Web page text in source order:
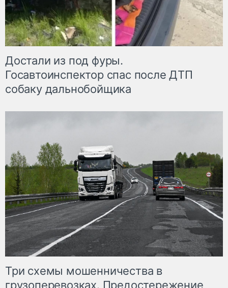
Достали из под фуры.
Госавтоинспектор спас после ДТП
собаку дальнобойщика
Три схемы мошенничества в
грузоперевозках. Предостережение